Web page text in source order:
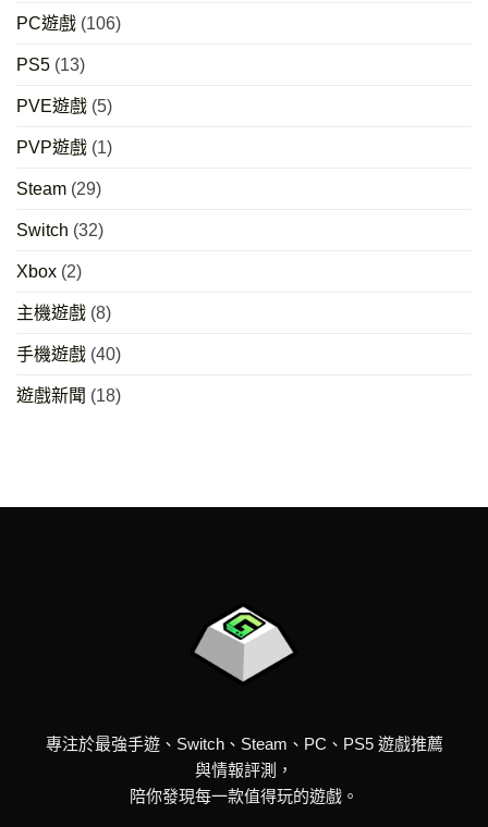
PC遊戲 (106)
PS5 (13)
PVE遊戲 (5)
PVP遊戲 (1)
Steam (29)
Switch (32)
Xbox (2)
主機遊戲 (8)
手機遊戲 (40)
遊戲新聞 (18)
專注於最強手遊、Switch、Steam、PC、PS5 遊戲推薦
與情報評測，
陪你發現每一款值得玩的遊戲。